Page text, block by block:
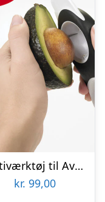
Multiværktøj til Avocadoer
kr. 99,00